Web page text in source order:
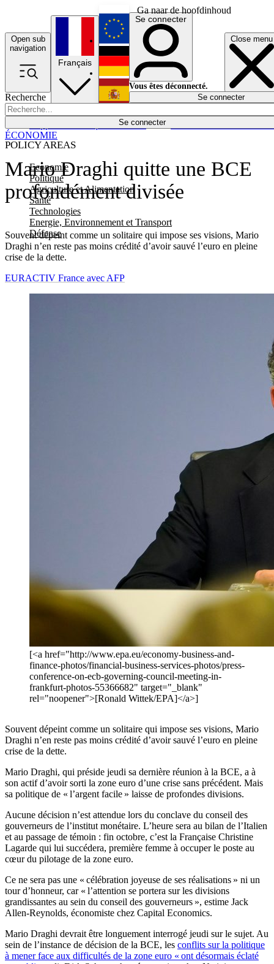
Ga naar de hoofdinhoud
Open sub
navigation
Close menu
Recherche
Se connecter
POLICY AREAS
Economie
Politique
Agriculture et Alimentation
Santé
Technologies
Energie, Environnement et Transport
Défense
Économie
Français
English
Deutsch
Español
Se connecter
Vous êtes déconnecté.
Se connecter
Mario Draghi quitte une BCE
profondément divisée
Souvent dépeint comme un solitaire qui impose ses visions, Mario
Draghi n’en reste pas moins crédité d’avoir sauvé l’euro en pleine
crise de la dette.
ÉCONOMIE
EURACTIV France avec AFP
[<a href="http://www.epa.eu/economy-business-and-
finance-photos/financial-business-services-photos/press-
conference-on-ecb-governing-council-meeting-in-
frankfurt-photos-55366682" target="_blank"
rel="noopener">[Ronald Wittek/EPA]</a>]
Souvent dépeint comme un solitaire qui impose ses visions, Mario
Draghi n’en reste pas moins crédité d’avoir sauvé l’euro en pleine
crise de la dette.
Mario Draghi, qui préside jeudi sa dernière réunion à la BCE, a à
son actif d’avoir sorti la zone euro d’une crise sans précédent. Mais
sa politique de « l’argent facile » laisse de profondes divisions.
Aucune décision n’est attendue lors du conclave du conseil des
gouverneurs de l’institut monétaire. L’heure sera au bilan de l’Italien
et au passage de témoin : fin octobre, c’est la Française Christine
Lagarde qui lui succédera, première femme à occuper le poste au
cœur du pilotage de la zone euro.
Ce ne sera pas une « célébration joyeuse de ses réalisations » ni un
tour d’honneur, car « l’attention se portera sur les divisions
grandissantes au sein du conseil des gouverneurs », estime Jack
Allen-Reynolds, économiste chez Capital Economics.
Mario Draghi devrait être longuement interrogé jeudi sur le sujet. Au
sein de l’instance de décision de la BCE, les conflits sur la politique
à mener face aux difficultés de la zone euro « ont désormais éclaté